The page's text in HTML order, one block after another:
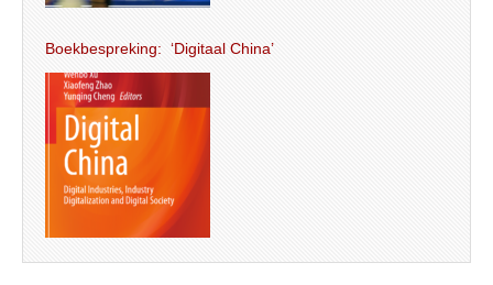
Boekbespreking: ‘Digitaal China’